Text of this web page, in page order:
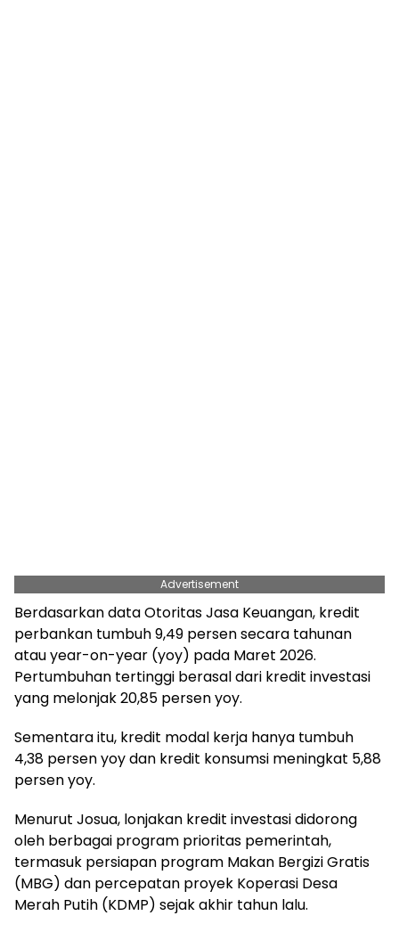
Advertisement
Berdasarkan data Otoritas Jasa Keuangan, kredit
perbankan tumbuh 9,49 persen secara tahunan
atau year-on-year (yoy) pada Maret 2026.
Pertumbuhan tertinggi berasal dari kredit investasi
yang melonjak 20,85 persen yoy.
Sementara itu, kredit modal kerja hanya tumbuh
4,38 persen yoy dan kredit konsumsi meningkat 5,88
persen yoy.
Menurut Josua, lonjakan kredit investasi didorong
oleh berbagai program prioritas pemerintah,
termasuk persiapan program Makan Bergizi Gratis
(MBG) dan percepatan proyek Koperasi Desa
Merah Putih (KDMP) sejak akhir tahun lalu.